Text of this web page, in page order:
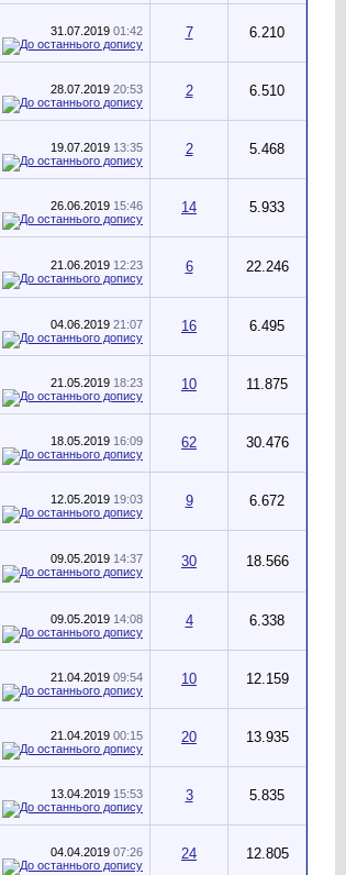
31.07.2019 01:42
7 6.210
28.07.2019 20:53
2 6.510
19.07.2019 13:35
2 5.468
26.06.2019 15:46
14 5.933
21.06.2019 12:23
6 22.246
04.06.2019 21:07
16 6.495
21.05.2019 18:23
10 11.875
18.05.2019 16:09
62 30.476
12.05.2019 19:03
9 6.672
09.05.2019 14:37
30 18.566
09.05.2019 14:08
4 6.338
21.04.2019 09:54
10 12.159
21.04.2019 00:15
20 13.935
13.04.2019 15:53
3 5.835
04.04.2019 07:26
24 12.805